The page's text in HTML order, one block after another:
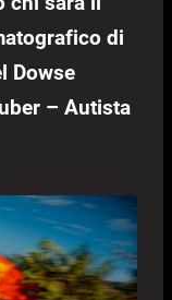
di
Dowse
– Autista